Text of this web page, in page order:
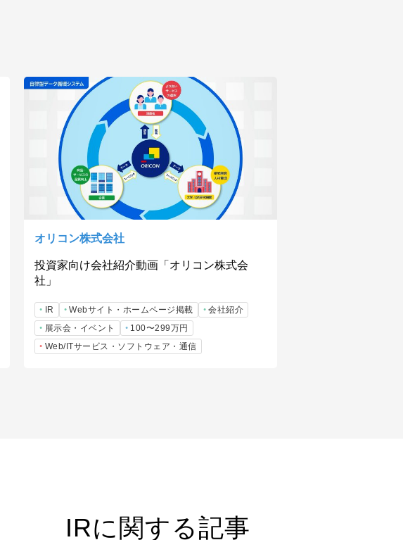
オリコン株式会社
投資家向け会社紹介動画「オリコン株式会
社」
IR Webサイト・ホームページ掲載
会社紹介
展示会・イベント
100〜299万円
Web/ITサービス・ソフトウェア・通信
IRに関する記事